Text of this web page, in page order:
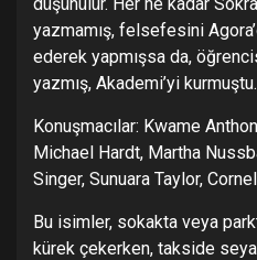
yazmamış, felsefesini
ederek yapmışsa da,
yazmış, Akademi’yi kurmuştu.
Konuşmacılar: Kwame
Michael Hardt, Martha
Singer, Sunuara Taylor,
Bu isimler, sokakta veya
kürek çekerken, takside